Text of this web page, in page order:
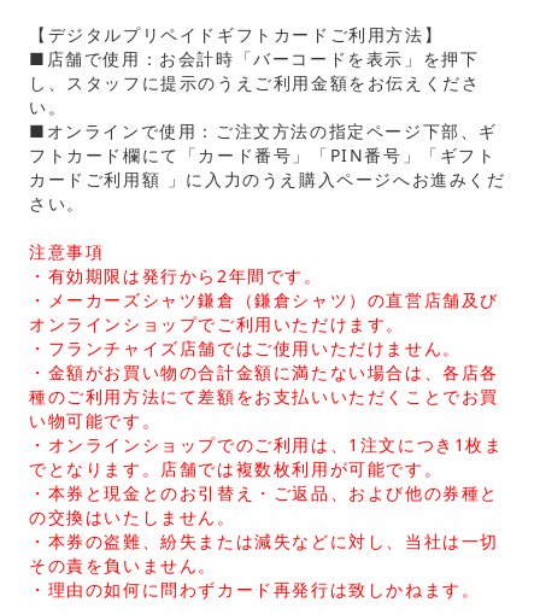
【デジタルプリペイドギフトカードご利用方法】
■店舗で使用：お会計時「バーコードを表示」を押下
し、スタッフに提示のうえご利用金額をお伝えくださ
い。
■オンラインで使用：ご注文方法の指定ページ下部、ギ
フトカード欄にて「カード番号」「PIN番号」「ギフト
カードご利用額 」に入力のうえ購入ページへお進みくだ
さい。
注意事項
・有効期限は発行から2年間です。
・メーカーズシャツ鎌倉（鎌倉シャツ）の直営店舗及び
オンラインショップでご利用いただけます。
・フランチャイズ店舗ではご使用いただけません。
・金額がお買い物の合計金額に満たない場合は、各店各
種のご利用方法にて差額をお支払いいただくことでお買
い物可能です。
・オンラインショップでのご利用は、1注文につき1枚ま
でとなります。店舗では複数枚利用が可能です。
・本券と現金とのお引替え・ご返品、および他の券種と
の交換はいたしません。
・本券の盗難、紛失または減失などに対し、当社は一切
その責を負いません。
・理由の如何に問わずカード再発行は致しかねます。